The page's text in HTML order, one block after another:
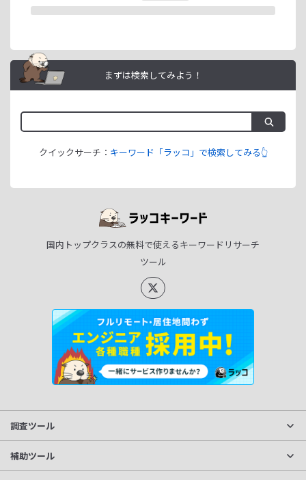
まずは検索してみよう！
クイックサーチ： キーワード「ラッコ」で検索してみる👆
国内トップクラスの無料で使えるキーワードリサーチ
ツール
調査ツール
サイト分析
補助ツール